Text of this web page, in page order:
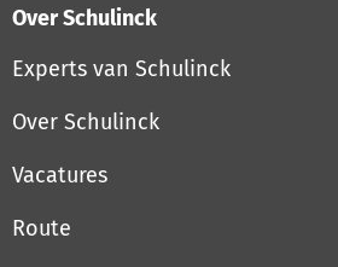
Over Schulinck
Experts van Schulinck
Over Schulinck
Vacatures
Route